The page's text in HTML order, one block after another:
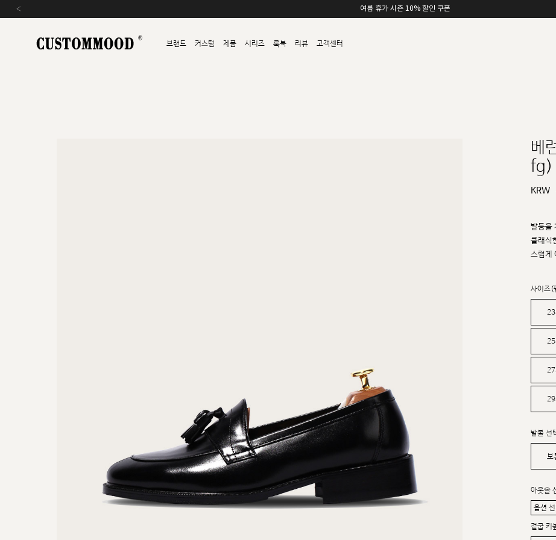
여름 휴가 시즌 10% 할인 쿠폰
‹
브랜드 커스텀 제품 시리즈 룩북 리뷰 고객센터
베
fg)
KRW
발등을
클래식
스럽게
사이즈(
발볼 선
보
아웃솔
겉굽 키